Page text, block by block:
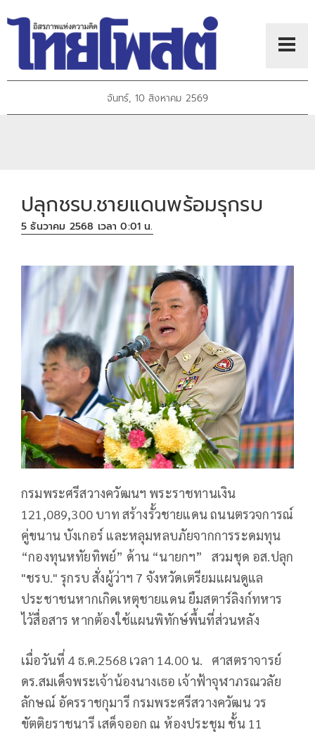
จันทร์, 10 สิงหาคม 2569
ปลุกชรบ.ชายแดนพร้อมรุกรบ
5 ธันวาคม 2568 เวลา 0:01 น.
กรมพระศรีสวางควัฒนฯ พระราชทานเงิน
121,089,300 บาท สร้างรั้วชายแดน ถนนตรวจการณ์
คู่ขนาน บังเกอร์ และหลุมหลบภัยจากการระดมทุน
“กองทุนหทัยทิพย์” ด้าน “นายกฯ” สวมชุด อส.ปลุก
"ชรบ." รุกรบ สั่งผู้ว่าฯ 7 จังหวัดเตรียมแผนดูแล
ประชาชนหากเกิดเหตุชายแดน ยืมสตาร์ลิงก์ทหาร
ไว้สื่อสาร หากต้องใช้แผนพิทักษ์พื้นที่ส่วนหลัง
เมื่อวันที่ 4 ธ.ค.2568 เวลา 14.00 น. ศาสตราจารย์
ดร.สมเด็จพระเจ้าน้องนางเธอ เจ้าฟ้าจุฬาภรณวลัย
ลักษณ์ อัครราชกุมารี กรมพระศรีสวางควัฒน วร
ขัตติยราชนารี เสด็จออก ณ ห้องประชุม ชั้น 11